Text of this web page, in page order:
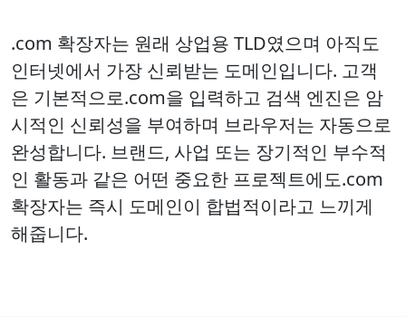
.com 확장자는 원래 상업용 TLD였으며 아직도
인터넷에서 가장 신뢰받는 도메인입니다. 고객
은 기본적으로.com을 입력하고 검색 엔진은 암
시적인 신뢰성을 부여하며 브라우저는 자동으로
완성합니다. 브랜드, 사업 또는 장기적인 부수적
인 활동과 같은 어떤 중요한 프로젝트에도.com
확장자는 즉시 도메인이 합법적이라고 느끼게
해줍니다.